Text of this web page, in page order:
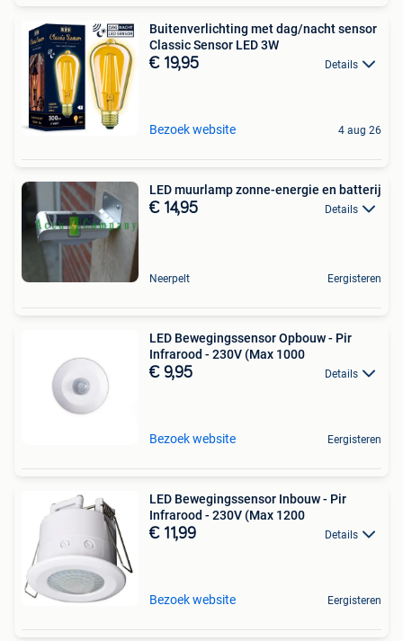
Buitenverlichting met dag/nacht sensor
Classic Sensor LED 3W
€ 19,95 Details
Bezoek website 4 aug 26
LED muurlamp zonne-energie en batterij
€ 14,95 Details
Neerpelt Eergisteren
LED Bewegingssensor Opbouw - Pir
Infrarood - 230V (Max 1000
€ 9,95 Details
Bezoek website Eergisteren
LED Bewegingssensor Inbouw - Pir
Infrarood - 230V (Max 1200
€ 11,99 Details
Bezoek website Eergisteren